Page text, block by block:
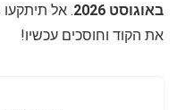
באוגוסט 2026
. אל
את הקוד וחוסכים עכשיו!